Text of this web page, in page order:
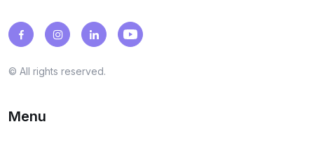
© All rights reserved.
Menu